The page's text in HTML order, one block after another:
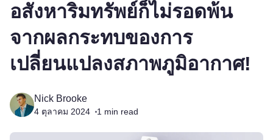
อสังหาริมทรัพย์ก็ไม่รอดพ้น
จากผลกระทบของการ
เปลี่ยนแปลงสภาพภูมิอากาศ!
Nick Brooke
4 ตุลาคม 2024 1 min read